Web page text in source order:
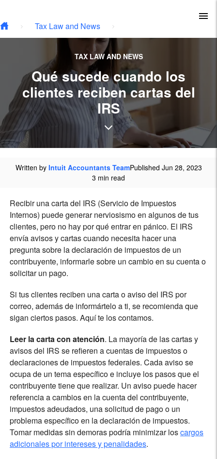
Tax Law and News
TAX LAW AND NEWS
Qué sucede cuando los
clientes reciben cartas del
IRS
Written by Intuit Accountants TeamPublished Jun 28, 2023
3 min read
Recibir una carta del IRS (Servicio de Impuestos
Internos) puede generar nerviosismo en algunos de tus
clientes, pero no hay por qué entrar en pánico. El IRS
envía avisos y cartas cuando necesita hacer una
pregunta sobre la declaración de impuestos de un
contribuyente, informarle sobre un cambio en su cuenta o
solicitar un pago.
Si tus clientes reciben una carta o aviso del IRS por
correo, además de informártelo a ti, se recomienda que
sigan ciertos pasos. Aquí te los contamos.
Leer la carta con atención. La mayoría de las cartas y
avisos del IRS se refieren a cuentas de impuestos o
declaraciones de impuestos federales. Cada aviso se
ocupa de un tema específico e incluye los pasos que el
contribuyente tiene que realizar. Un aviso puede hacer
referencia a cambios en la cuenta del contribuyente,
impuestos adeudados, una solicitud de pago o un
problema específico en la declaración de impuestos.
Tomar medidas sin demoras podría minimizar loscargos
adicionales por intereses y penalidades.